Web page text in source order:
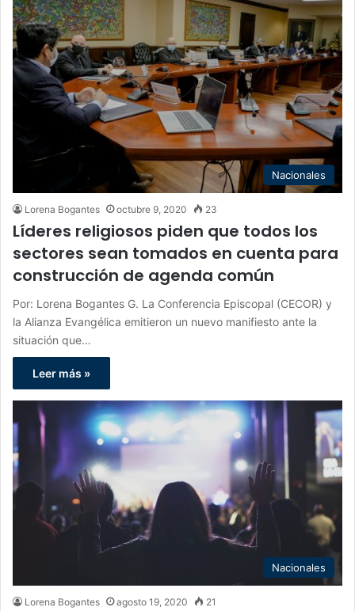
Nacionales
Lorena Bogantes octubre 9, 2020 23
Líderes religiosos piden que todos los
sectores sean tomados en cuenta para
construcción de agenda común
Por: Lorena Bogantes G. La Conferencia Episcopal (CECOR) y
la Alianza Evangélica emitieron un nuevo manifiesto ante la
situación que…
Leer más »
Nacionales
Lorena Bogantes agosto 19, 2020 21